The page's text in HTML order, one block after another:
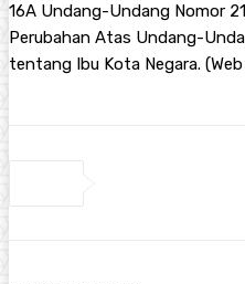
16A Undang-Undang Nomor
Perubahan Atas Undang-
tentang Ibu Kota Negara. (Web